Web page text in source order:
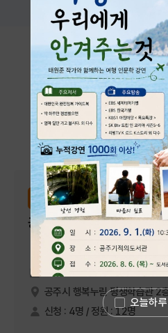
오늘하
시설대관
공주시 행복누림에서 진행하는
안내합니
전체 강좌신청
강좌신청 평생학습관
공감 낭독, 표현 스피치
2026-09-13 ~ 2026-12-13
공주시 행복누림 평생학습관 2
신청 : 4명 / 정원 : 12명